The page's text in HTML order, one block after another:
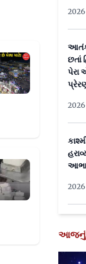
પીણીના
5.28 લાખનો
છતાં
પેરા
આજનું